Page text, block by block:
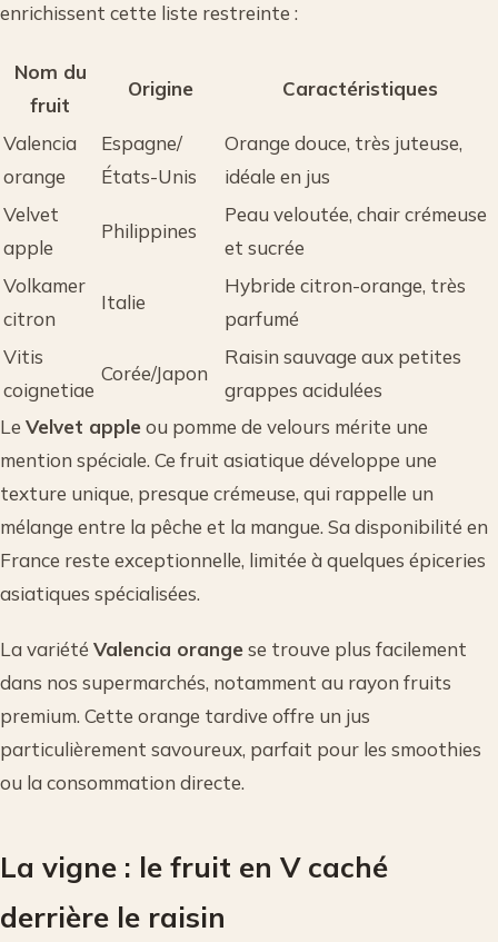
enrichissent cette liste restreinte :
Nom du
fruit
Origine Caractéristiques
Valencia
orange
Espagne/
États-Unis
Orange douce, très juteuse,
idéale en jus
Velvet
apple
Philippines
Peau veloutée, chair crémeuse
et sucrée
Volkamer
citron
Italie
Hybride citron-orange, très
parfumé
Vitis
coignetiae
Corée/Japon
Raisin sauvage aux petites
grappes acidulées
Le Velvet appleou pomme de velours mérite une
mention spéciale. Ce fruit asiatique développe une
texture unique, presque crémeuse, qui rappelle un
mélange entre la pêche et la mangue. Sa disponibilité en
France reste exceptionnelle, limitée à quelques épiceries
asiatiques spécialisées.
La variété Valencia orangese trouve plus facilement
dans nos supermarchés, notamment au rayon fruits
premium. Cette orange tardive offre un jus
particulièrement savoureux, parfait pour les smoothies
ou la consommation directe.
La vigne : le fruit en V caché
derrière le raisin